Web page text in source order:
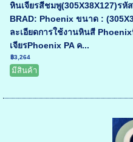
หินเจียรสีชมพู(305X38X127)รหั
BRAD: Phoenix ขนาด :
ละเอียดการใช้งานหินสี
เจียรPhoenix PA ค...
฿3,264
มีสินค้า